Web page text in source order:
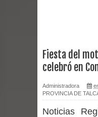
Curicó
virus
Fiesta del
celebró en
Administradora
PROVINCIA DE
Noticias